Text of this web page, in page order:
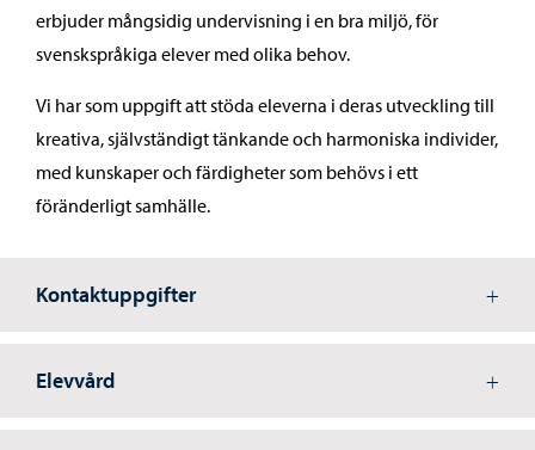
erbjuder mångsidig undervisning i en bra miljö, för
svenskspråkiga elever med olika behov.
Vi har som uppgift att stöda eleverna i deras utveckling till
kreativa, självständigt tänkande och harmoniska individer,
med kunskaper och färdigheter som behövs i ett
föränderligt samhälle.
Kontaktuppgifter
Elevvård